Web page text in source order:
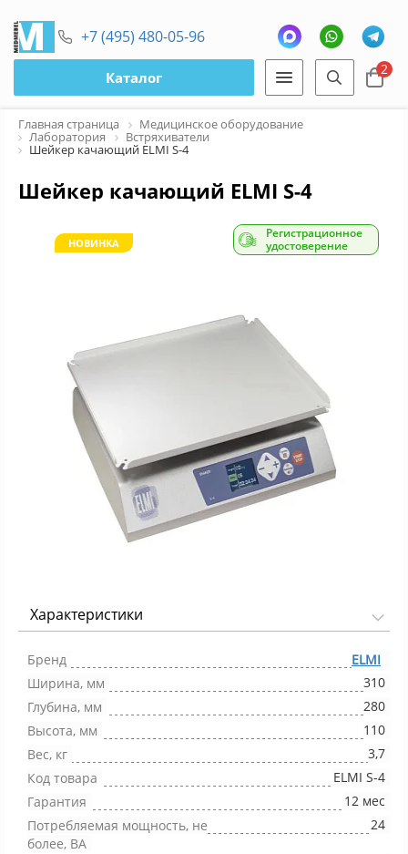
+7 (495) 480-05-96
Каталог 2
Главная страница Медицинское оборудование
Лаборатория Встряхиватели
Шейкер качающий ELMI S-4
Шейкер качающий ELMI S-4
НОВИНКА
Регистрационное
удостоверение
Характеристики
Бренд
ELMI
Ширина, мм
310
Глубина, мм
280
Высота, мм
110
Вес, кг
3,7
Код товара
ELMI S-4
Гарантия
12 мес
Потребляемая мощность, не
более, ВА
24